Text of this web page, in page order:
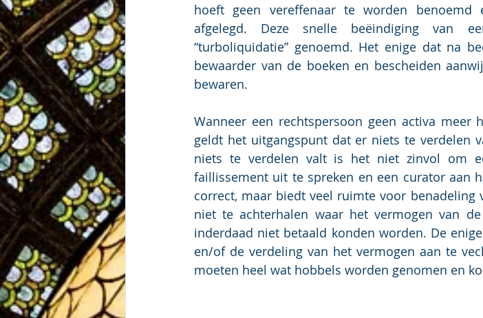
hoeft geen vereffenaar te worden benoemd
afgelegd. Deze snelle beëindiging van
“turboliquidatie” genoemd. Het enige dat na
bewaarder van de boeken en bescheiden
bewaren.
Wanneer een rechtspersoon geen activa
geldt het uitgangspunt dat er niets te verdelen
niets te verdelen valt is het niet zinvol om
faillissement uit te spreken en een curator aan
correct, maar biedt veel ruimte voor benadeling
niet te achterhalen waar het vermogen van
inderdaad niet betaald konden worden. De
en/of de verdeling van het vermogen aan te
moeten heel wat hobbels worden genomen en